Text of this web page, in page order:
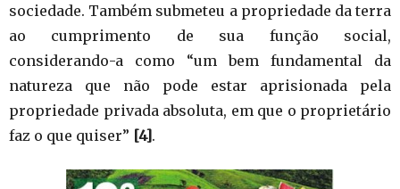
sociedade. Também submeteu a propriedade da terra
ao cumprimento de sua função social,
considerando-a como “um bem fundamental da
natureza que não pode estar aprisionada pela
propriedade privada absoluta, em que o proprietário
faz o que quiser” [4] .